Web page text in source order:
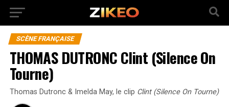
SCÈNE FRANÇAISE
THOMAS DUTRONC Clint (Silence On
Tourne)
Thomas Dutronc & Imelda May, le clip Clint (Silence On Tourne)